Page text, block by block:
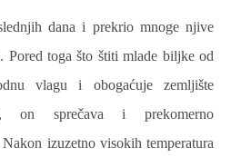
dana i prekrio mnoge njive
Pored toga što štiti mlade biljke od
vlagu i obogaćuje zemljište
on sprečava i prekomerno
izuzetno visokih temperatura